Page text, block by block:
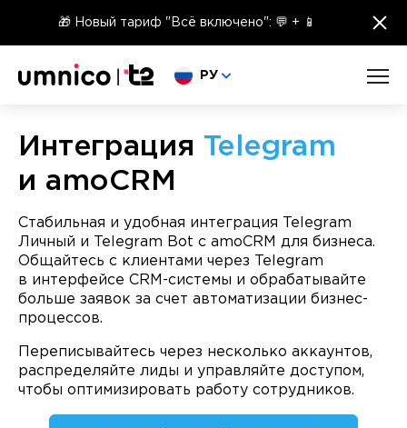
🎁 Новый тариф "Всё включено": 💬 + 📱 ×
Выберите язык
РУ
Интеграция Telegram
и amoCRM
Стабильная и удобная интеграция Telegram
Личный и Telegram Bot с amoCRM для бизнеса.
Общайтесь с клиентами через Telegram
в интерфейсе CRM-системы и обрабатывайте
больше заявок за счет автоматизации бизнес-
процессов.
Переписывайтесь через несколько аккаунтов,
распределяйте лиды и управляйте доступом,
чтобы оптимизировать работу сотрудников.